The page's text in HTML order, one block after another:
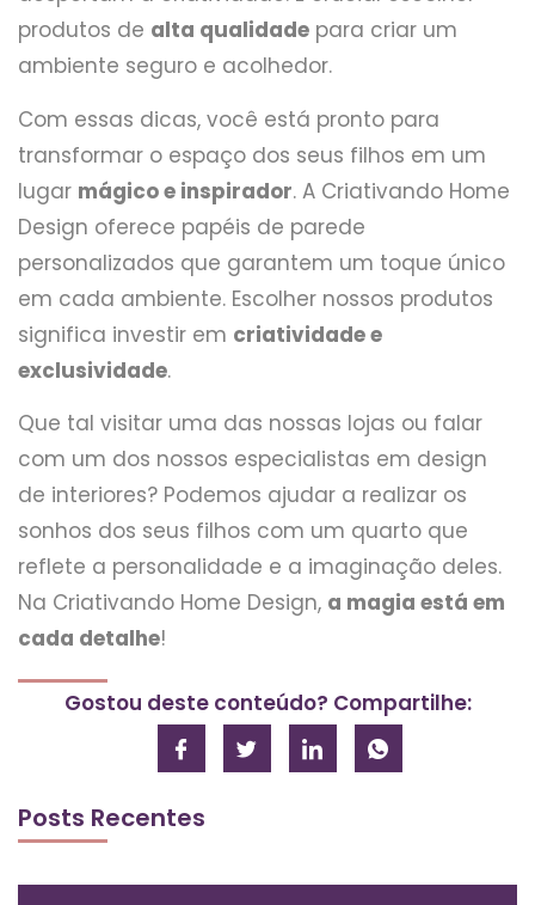
produtos de alta qualidade para criar um
ambiente seguro e acolhedor.
Com essas dicas, você está pronto para
transformar o espaço dos seus filhos em um
lugar mágico e inspirador. A Criativando Home
Design oferece papéis de parede
personalizados que garantem um toque único
em cada ambiente. Escolher nossos produtos
significa investir em criatividade e
exclusividade.
Que tal visitar uma das nossas lojas ou falar
com um dos nossos especialistas em design
de interiores? Podemos ajudar a realizar os
sonhos dos seus filhos com um quarto que
reflete a personalidade e a imaginação deles.
Na Criativando Home Design, a magia está em
cada detalhe!
Gostou deste conteúdo? Compartilhe:
Posts Recentes